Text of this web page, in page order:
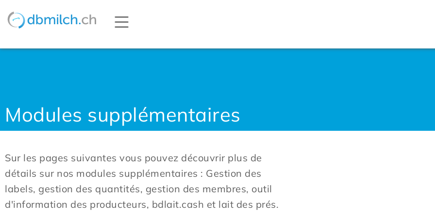
Modules supplémentaires
Sur les pages suivantes vous pouvez découvrir plus de
détails sur nos modules supplémentaires : Gestion des
labels, gestion des quantités, gestion des membres, outil
d'information des producteurs, bdlait.cash et lait des prés.